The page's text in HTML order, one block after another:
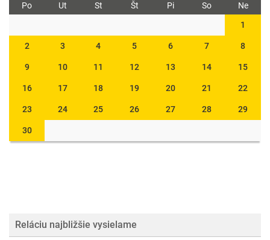
Po Ut St Št Pi So
Ne
1
2 3 4 5 6 7 8
9 10 11 12 13 14 15
16 17 18 19 20 21 22
23 24 25 26 27 28 29
30
Reláciu najbližšie vysielame